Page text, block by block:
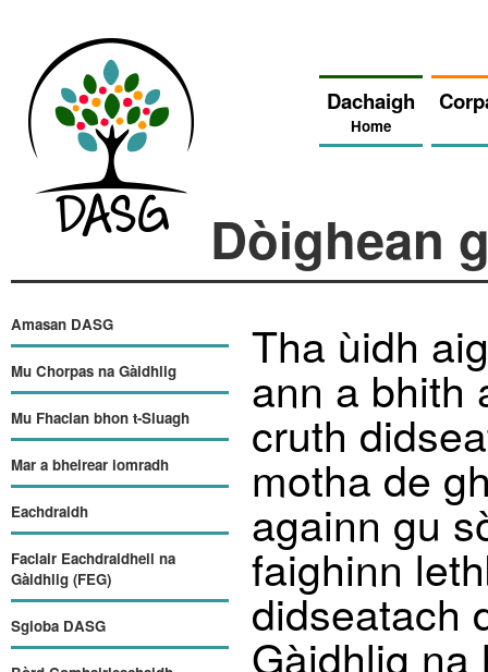
Dachaigh
Home
Dòighean
Amasan DASG
Mu Chorpas na Gàidhlig
Mu Fhaclan bhon t-Sluagh
Mar a bheirear iomradh
Eachdraidh
Faclair Eachdraidheil na
Gàidhlig (FEG)
Sgioba DASG
Tha ùidh
ann a bhith
cruth
motha de
againn gu
faighinn
didseatach
Gàidhlig na